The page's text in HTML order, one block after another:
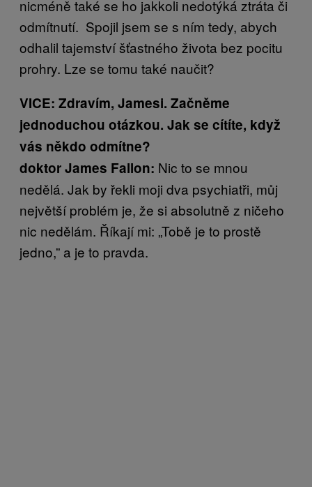
nicméně také se ho jakkoli nedotýká ztráta či
odmítnutí. Spojil jsem se s ním tedy, abych
odhalil tajemství šťastného života bez pocitu
prohry. Lze se tomu také naučit?
VICE: Zdravím, Jamesi. Začněme
jednoduchou otázkou. Jak se cítíte, když
vás někdo odmítne?
doktor James Fallon: Nic to se mnou
nedělá. Jak by řekli moji dva psychiatři, můj
největší problém je, že si absolutně z ničeho
nic nedělám. Říkají mi: „Tobě je to prostě
jedno,” a je to pravda.